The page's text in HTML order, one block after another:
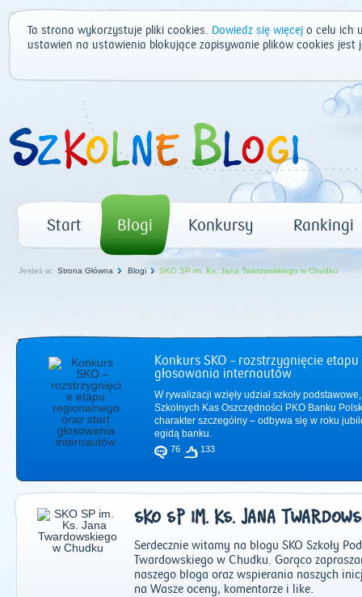
Ta strona wykorzystuje pliki cookies. Dowiedz się więcej o celu ich
ustawień na ustawienia blokujące zapisywanie plików cookies
Start Blogi Konkursy Rankingi
Jesteś w: Strona Główna Blogi SKO SP im. Ks. Jana Twardowskiego w Chudku
Konkurs SKO – rozstrzygnięcie
głosowania internautów
W rywalizacji wzięły udział szkoły
Szkolnych Kas Oszczędności PKO Banku
charakter szczególny – odbywa się w roku
egidą banku.
76 133
SKO SP IM. KS. JANA
Serdecznie witamy na blogu SKO Szkoły
Twardowskiego w Chudku. Gorąco
naszego bloga oraz wspierania naszych
na Wasze oceny, komentarze i like.